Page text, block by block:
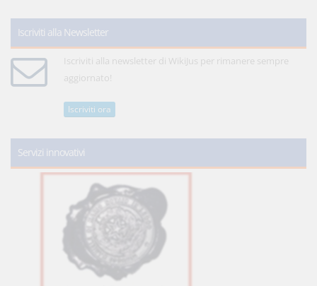
Iscriviti alla Newsletter
Iscriviti alla newsletter di WikiJus per rimanere sempre
aggiornato!
Iscriviti ora
Servizi innovativi